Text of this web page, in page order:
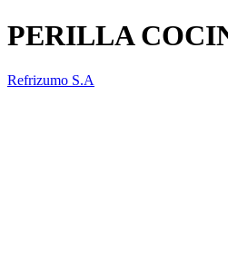
PERILLA
Refrizumo S.A